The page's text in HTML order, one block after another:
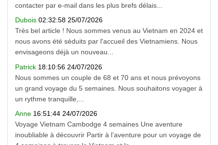
contacter par e-mail dans les plus brefs délais...
Dubois 02:32:58 25/07/2026
Très bel article ! Nous sommes venus au Vietnam en 2024 et
nous avons été séduits par l'accueil des Vietnamiens. Nous
envisageons déjà un nouveau...
Patrick 18:10:56 24/07/2026
Nous sommes un couple de 68 et 70 ans et nous prévoyons
un grand voyage du 5 semaines. Nous souhaitons voyager à
un rythme tranquille,...
Anne 16:51:44 24/07/2026
Voyage Vietnam Cambodge 4 semaines Une aventure
inoubliable à découvrir Partir à l’aventure pour un voyage de